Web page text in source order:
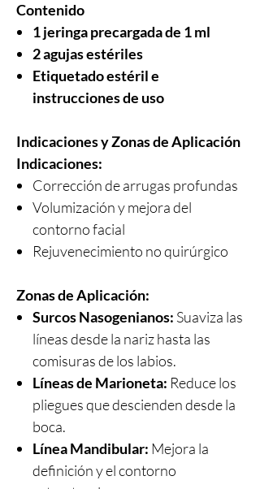
Contenido
1 jeringa precargada de 1 ml
2 agujas estériles
Etiquetado estéril e
instrucciones de uso
Indicaciones y Zonas de Aplicación
Indicaciones:
Corrección de arrugas profundas
Volumización y mejora del
contorno facial
Rejuvenecimiento no quirúrgico
Zonas de Aplicación:
Surcos Nasogenianos: Suaviza las
líneas desde la nariz hasta las
comisuras de los labios.
Líneas de Marioneta: Reduce los
pliegues que descienden desde la
boca.
Línea Mandibular: Mejora la
definición y el contorno